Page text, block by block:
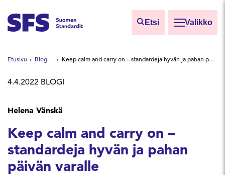
Etsi Valikko
Etsi sivuilta
Hae hakutermillä
Etusivu Blogi Keep calm and carry on – standardeja hyvän ja pahan päivän varalle
4.4.2022 BLOGI
Helena Vänskä
Keep calm and carry on –
standardeja hyvän ja pahan
päivän varalle